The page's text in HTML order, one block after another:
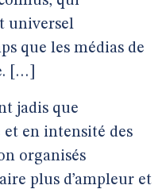
universel
que les médias de
[…]
jadis que
en intensité des
organisés
plus d’ampleur et